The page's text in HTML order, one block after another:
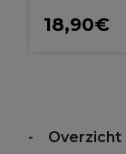
18,90€
Overzicht